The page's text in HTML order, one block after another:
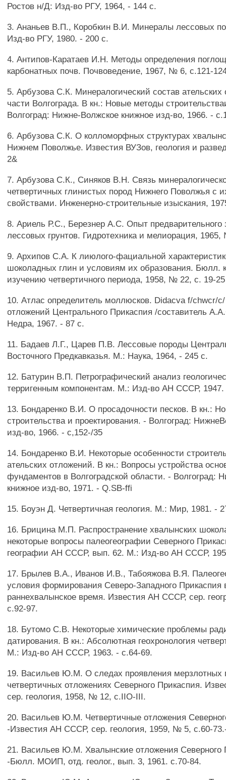
Ростов н/Д: Изд-во РГУ, 1964, - 144 с.
3. Ананьев В.П., Коробкин В.И. Минералы лессовых
Изд-во РГУ, 1980. - 200 с.
4. Антипов-Каратаев И.Н. Методы определения
карбонатных почв. Почвоведение, 1967, № 6, с.121-
5. Арбузова С.К. Минералогический состав
части Волгограда. В кн.: Новые методы
Волгоград: Нижне-Волжское книжное изд-во, 1966. -
6. Арбузова С.К. О колломорфных структурах
Нижнем Поволжье. Известия ВУЗов, геология и
2&
7. Арбузова С.К., Синяков В.Н. Связь
четвертичных глинистых пород Нижнего Поволжья с
свойствами. Инженерно-строительные изыскания,
8. Ариель Р.С., Березнер А.С. Опыт предварительного
лессовых грунтов. Гидротехника и мелиорация,
9. Архипов С.А. К лиюлого-фациальной
шоколадных глин и условиям их образования. Бюлл.
изучению четвертичного периода, 1958, № 22, с. 19-25
10. Атлас определитель моллюсков. Didacva f/chwcr/
отложений Центрального Прикаспия /составитель
Недра, 1967. - 87 с.
11. Бадаев Л.Г., Царев П.В. Лессовые породы
Восточного Предкавказья. М.: Наука, 1964, - 245 с.
12. Батурин В.П. Петрографический анализ
терригенным компонентам. М.: Изд-во АН СССР, 1947.
13. Бондаренко В.И. О просадочности песков. В кн.:
строительства и проектирования. - Волгоград:
изд-во, 1966. - с,152-/35
14. Бондаренко В.И. Некоторые особенности
ательских отложений. В кн.: Вопросы устройства
фундаментов в Волгоградской области. - Волгоград:
книжное изд-во, 1971. - Q.SB-ffi
15. Боуэн Д. Четвертичная геология. М.: Мир, 1981. -
16. Брицина М.П. Распространение хвалынских
некоторые вопросы палеогеографии Северного
географии АН СССР, вып. 62. М.: Изд-во АН СССР,
17. Брылев В.А., Иванов И.В., Табояжова В.Я.
условия формирования Северо-Западного Прикаспия
раннехвалынское время. Известия АН СССР, сер.
с.92-97.
18. Бутомо С.В. Некоторые химические проблемы
датирования. В кн.: Абсолютная геохронология
М.: Изд-во АН СССР, 1963. - с.64-69.
19. Васильев Ю.М. О следах проявления мерзлотных
четвертичных отложениях Северного Прикаспия.
сер. геология, 1958, № 12, c.IIO-III.
20. Васильев Ю.М. Четвертичные отложения
-Известия АН СССР, сер. геология, 1959, № 5, с.60-
21. Васильев Ю.М. Хвалынские отложения Северного
-Бюлл. МОИП, отд. геолог., вып. 3, 1961. с.70-84.